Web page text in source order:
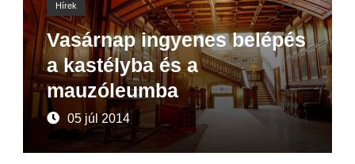
Hírek
Vasárnap ingyenes belépés
a kastélyba és a
mauzóleumba
05 júl 2014